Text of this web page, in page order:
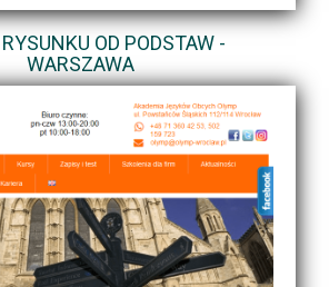
OD PODSTAW -
WARSZAWA